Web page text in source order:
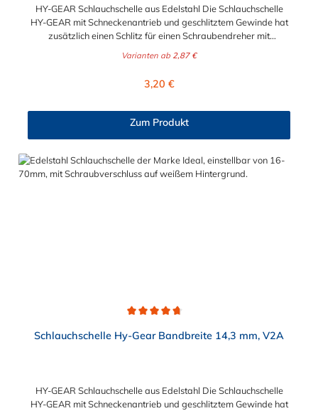
HY-GEAR Schlauchschelle aus Edelstahl Die Schlauchschelle
HY-GEAR mit Schneckenantrieb und geschlitztem Gewinde hat
zusätzlich einen Schlitz für einen Schraubendreher mit
Wiederverwendbarkeit und der einfachen Montage, selbst
Schlauchschelle findet ihre Verwendung vor allem im Fahrzeug-,
Spannbereich der Schlauchschelle ist von 11 mm bis maximal
Bitte beachten Sie dies bei der Auswahl, des
Montagewerkzeuges.
Varianten ab 2,87 €
Regulärer Preis:
3,20 €
Zum Produkt
Schlauchschelle Hy-Gear Bandbreite 14,3 mm, V2A
HY-GEAR Schlauchschelle aus Edelstahl Die Schlauchschelle
HY-GEAR mit Schneckenantrieb und geschlitztem Gewinde hat